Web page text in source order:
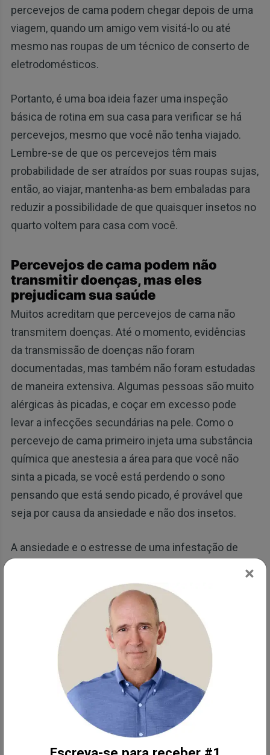
percevejos de cama podem chegar depois de uma
viagem, quando um amigo vem visitá-lo ou até
mesmo nas roupas de um técnico de conserto de
eletrodomésticos.
Portanto, é uma boa ideia fazer uma inspeção
básica de rotina em sua casa para verificar se há
percevejos, mesmo que você não tenha viajado.
Lembre-se de que os percevejos têm mais
probabilidade de ser atraídos por suas roupas sujas,
então, ao viajar, mantenha-as bem embaladas para
reduzir a possibilidade de que quaisquer insetos no
quarto voltem para casa com você.
Percevejos de cama podem não
transmitir doenças, mas eles
prejudicam sua saúde
Muitos acreditam que percevejos de cama não
transmitem doenças. Até o momento, evidências
da transmissão de doenças não foram
documentadas, mas também não foram estudadas
de maneira extensiva. Algumas pessoas são muito
alérgicas às picadas, e coçar em excesso pode
levar a infecções secundárias na pele. Como o
percevejo de cama primeiro injeta uma substância
química que anestesia a área para que você não
sinta a picada, se você está perdendo o sono
pensando que está sendo picado, é provável que
seja por causa da ansiedade e não dos insetos.
A ansiedade e o estresse de uma infestação de
levando a sintomas físicos de estresse. Em um
caso, uma mulher cometeu suicídio após repetidas
infestações de percevejos de cama. Os
pesquisadores que estudaram o caso concluíram:
"Nosso relato de caso mostra que as
infestações de percevejos de cama foram o
provável gatilho para o início [de] um estado
psicológico negativo que, por fim, levou ao
suicídio... Dado o... aumento nas infestações,
×